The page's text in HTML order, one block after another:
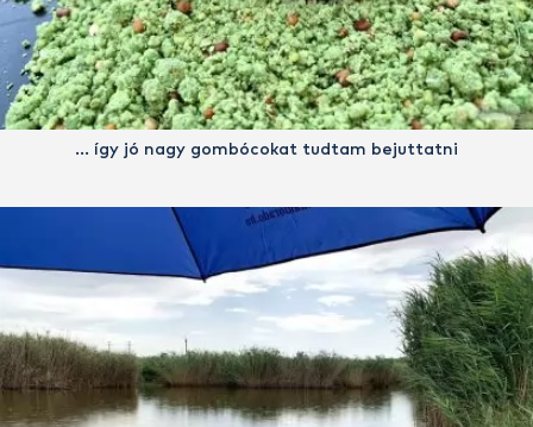
… így jó nagy gombócokat tudtam bejuttatni